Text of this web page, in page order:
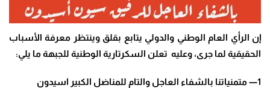
إن الرأي العام الوطني والدولي يتابع بقلق وينتظر معرفة الأسباب
الحقيقية لما جرى، وعليه تعلن السكرتارية الوطنية للجبهة ما يلي:
1
—متمنياتنا بالشفاء العاجل والتام للمناضل الكبير اسيدون